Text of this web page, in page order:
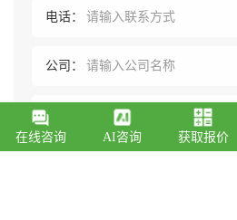
在线咨询 AI咨询 获取报价
电话：
公司：
内容：